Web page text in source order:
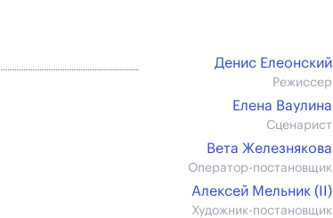
Денис Елеонский
Режиссер
Елена Ваулина
Сценарист
Вета Железнякова
Оператор-постановщик
Алексей Мельник (II)
Художник-постановщик